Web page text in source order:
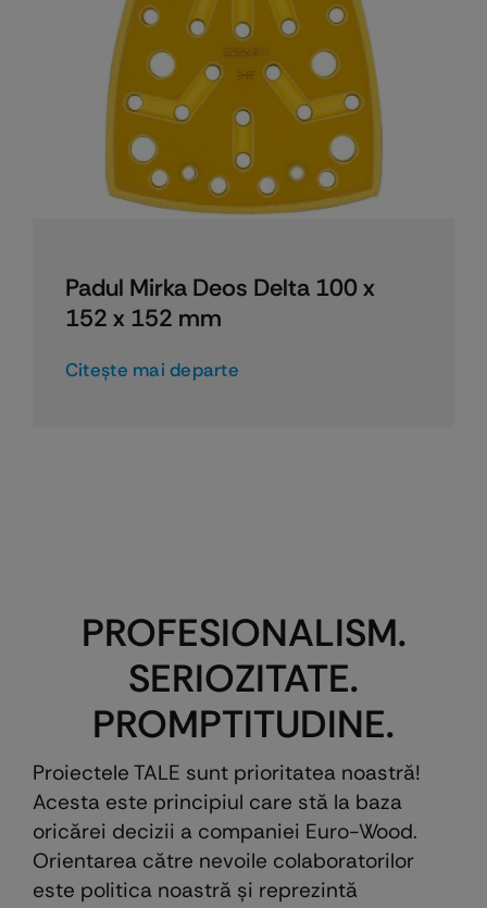
Padul Mirka Deos Delta 100 x
152 x 152 mm
Citeşte mai departe
PROFESIONALISM.
SERIOZITATE.
PROMPTITUDINE.
Proiectele TALE sunt prioritatea noastră!
Acesta este principiul care stă la baza
oricărei decizii a companiei Euro-Wood.
Orientarea către nevoile colaboratorilor
este politica noastră şi reprezintă